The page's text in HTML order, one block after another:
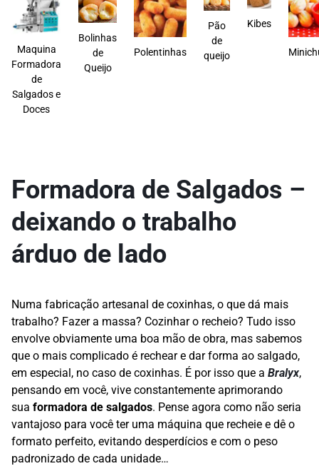
Maquina
Formadora
de
Salgados e
Doces
Bolinhas
de
Queijo
Polentinhas
Pão
de
queijo
Kibes
Formadora de Salgados –
deixando o trabalho
árduo de lado
Numa fabricação artesanal de coxinhas, o que dá mais
trabalho? Fazer a massa? Cozinhar o recheio? Tudo isso
envolve obviamente uma boa mão de obra, mas sabemos
que o mais complicado é rechear e dar forma ao salgado,
em especial, no caso de coxinhas. É por isso que a Bralyx,
pensando em você, vive constantemente aprimorando
sua formadora de salgados. Pense agora como não seria
vantajoso para você ter uma máquina que recheie e dê o
formato perfeito, evitando desperdícios e com o peso
padronizado de cada unidade…